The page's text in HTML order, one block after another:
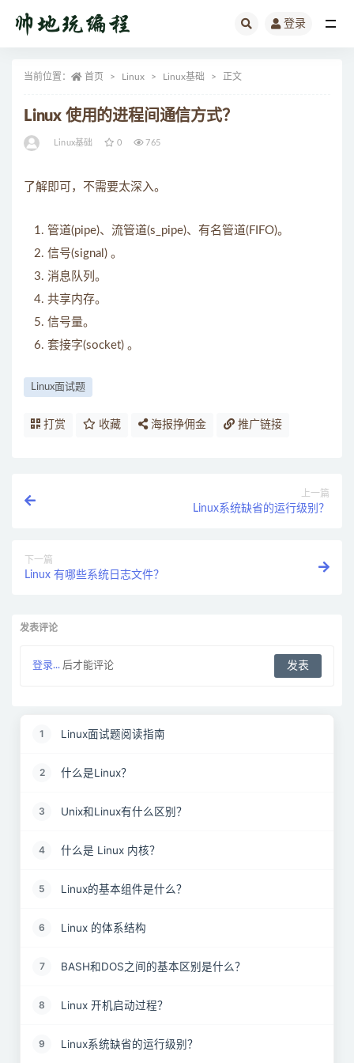
登录
当前位置： 首页 Linux Linux基础 正文
Linux 使用的进程间通信方式？
Linux基础 0 765
了解即可，不需要太深入。
管道(pipe)、流管道(s_pipe)、有名管道(FIFO)。
信号(signal) 。
消息队列。
共享内存。
信号量。
套接字(socket) 。
Linux面试题
打赏 收藏 海报挣佣金 推广链接
上一篇
Linux系统缺省的运行级别？
下一篇
Linux 有哪些系统日志文件？
发表评论
登录... 后才能评论
1 Linux面试题阅读指南
2 什么是Linux？
3 Unix和Linux有什么区别？
4 什么是 Linux 内核？
5 Linux的基本组件是什么？
6 Linux 的体系结构
7 BASH和DOS之间的基本区别是什么？
8 Linux 开机启动过程？
9 Linux系统缺省的运行级别？